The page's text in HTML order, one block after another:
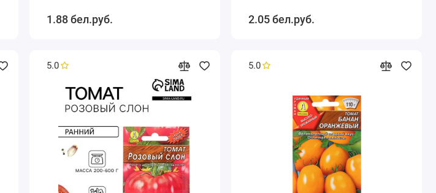
1.88 бел.руб. 2.05 бел.руб.
5.0 5.0